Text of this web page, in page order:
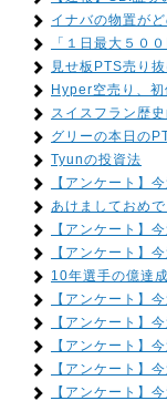
イナバの物置が
「１日最大５０
見せ板PTS売り
Hyper空売り、初
スイスフラン歴
グリーの本日の
Tyunの投資法
【アンケート】
あけましておめ
【アンケート】
【アンケート】
10年選手の億達
【アンケート】
【アンケート】
【アンケート】
【アンケート】
【アンケート】